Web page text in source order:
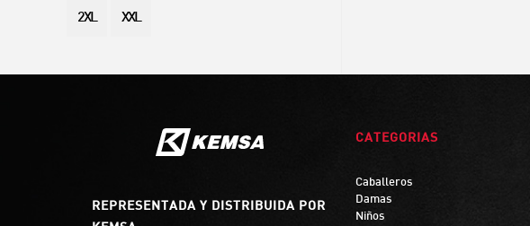
2XL XXL
REPRESENTADA Y DISTRIBUIDA POR
CATEGORIAS
Caballeros
Damas
Niños